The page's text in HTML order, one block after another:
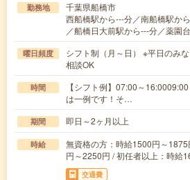
勤務地
千葉県船橋市
西船橋駅から---分／南船橋駅か
／船橋日大前駅から---分／薬園
曜日頻度
シフト制（月～日） ※平日のみ
相談OK
時間
【シフト例】07:00～
は一例です！そ…
期間 即日～2ヶ月以上
時給
無資格の方：時給1500円～
円～2250円 / 初任者以上：時給
交通費